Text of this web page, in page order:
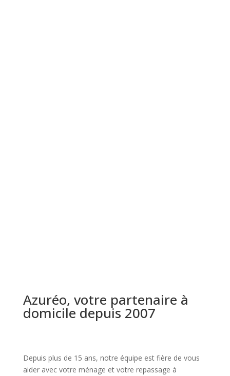
Azuréo, votre partenaire à
domicile depuis 2007
Depuis plus de 15 ans, notre équipe est fière de vous
aider avec votre ménage et votre repassage à